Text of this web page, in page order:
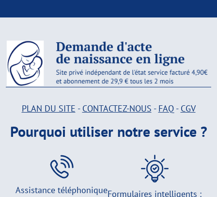
PLAN DU SITE - CONTACTEZ-NOUS - FAQ- CGV
Pourquoi utiliser notre service ?
Assistance téléphoniqueFormulaires intelligents :